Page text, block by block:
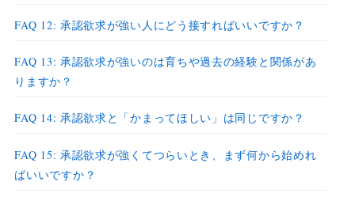
FAQ 12: 承認欲求が強い人にどう接すればいいですか？
FAQ 13: 承認欲求が強いのは育ちや過去の経験と関係があ
りますか？
FAQ 14: 承認欲求と「かまってほしい」は同じですか？
FAQ 15: 承認欲求が強くてつらいとき、まず何から始めれ
ばいいですか？